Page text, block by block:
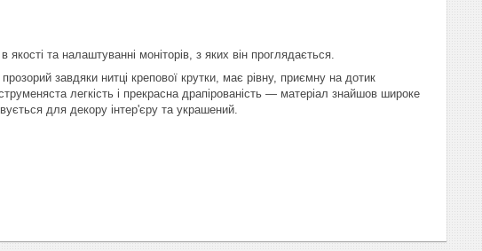
якості та налаштуванні моніторів, з яких він проглядається.
завдяки нитці крепової крутки, має рівну, приємну на дотик
легкість і прекрасна драпірованість — матеріал знайшов широке
для декору інтер'єру та украшений.